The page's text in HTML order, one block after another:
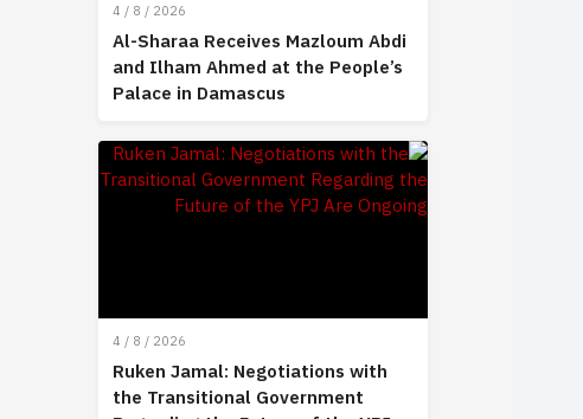
4 / 8 / 2026
Al-Sharaa Receives Mazloum Abdi
and Ilham Ahmed at the People’s
Palace in Damascus
4 / 8 / 2026
Ruken Jamal: Negotiations with
the Transitional Government